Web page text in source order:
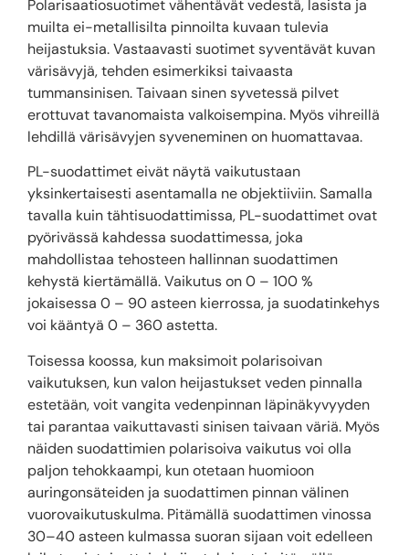
Polarisaatiosuotimet vähentävät vedestä, lasista ja
muilta ei-metallisilta pinnoilta kuvaan tulevia
heijastuksia. Vastaavasti suotimet syventävät kuvan
värisävyjä, tehden esimerkiksi taivaasta
tummansinisen. Taivaan sinen syvetessä pilvet
erottuvat tavanomaista valkoisempina. Myös vihreillä
lehdillä värisävyjen syveneminen on huomattavaa.
PL-suodattimet eivät näytä vaikutustaan ​​
yksinkertaisesti asentamalla ne objektiiviin. Samalla
tavalla kuin tähtisuodattimissa, PL-suodattimet ovat
pyörivässä kahdessa suodattimessa, joka
mahdollistaa tehosteen hallinnan suodattimen
kehystä kiertämällä. Vaikutus on 0 – 100 %
jokaisessa 0 – 90 asteen kierrossa, ja suodatinkehys
voi kääntyä 0 – 360 astetta.
Toisessa koossa, kun maksimoit polarisoivan
vaikutuksen, kun valon heijastukset veden pinnalla
estetään, voit vangita vedenpinnan läpinäkyvyyden
tai parantaa vaikuttavasti sinisen taivaan väriä. Myös
näiden suodattimien polarisoiva vaikutus voi olla
paljon tehokkaampi, kun otetaan huomioon
auringonsäteiden ja suodattimen pinnan välinen
vuorovaikutuskulma. Pitämällä suodattimen vinossa
30–40 asteen kulmassa suoran sijaan voit edelleen